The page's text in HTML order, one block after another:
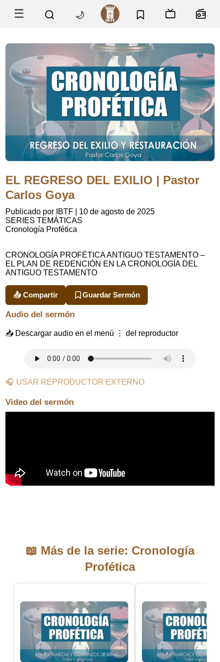
☰ 🌙
EL REGRESO DEL EXILIO | Pastor
Carlos Goya
Publicado por IBTF
10 de agosto de 2025
SERIES TEMÁTICAS
Cronología Profética
CRONOLOGÍA PROFÉTICA ANTIGUO TESTAMENTO –
EL PLAN DE REDENCIÓN EN LA CRONOLOGÍA DEL
ANTIGUO TESTAMENTO
📤 Compartir Guardar Sermón
Audio del sermón
📥 Descargar audio en el menú ⋮ del reproductor
🎧 USAR REPRODUCTOR EXTERNO
Video del sermón
📖 Más de la serie: Cronología
Profética